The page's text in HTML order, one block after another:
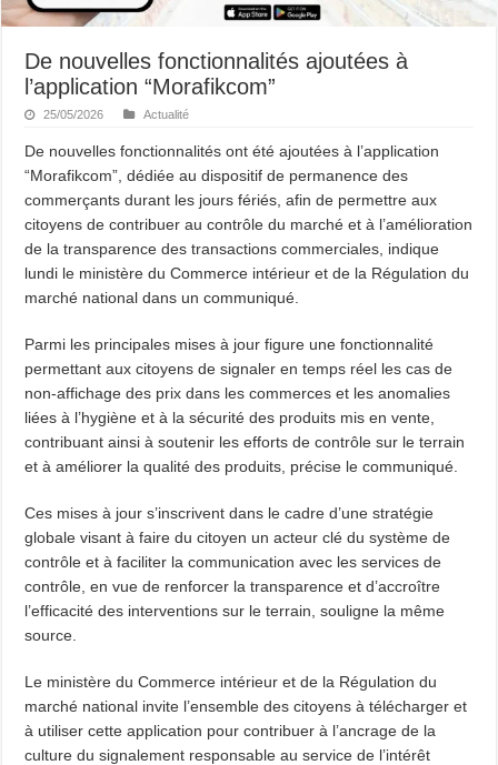
De nouvelles fonctionnalités ajoutées à
l’application “Morafikcom”
25/05/2026 Actualité
De nouvelles fonctionnalités ont été ajoutées à l’application
“Morafikcom”, dédiée au dispositif de permanence des
commerçants durant les jours fériés, afin de permettre aux
citoyens de contribuer au contrôle du marché et à l’amélioration
de la transparence des transactions commerciales, indique
lundi le ministère du Commerce intérieur et de la Régulation du
marché national dans un communiqué.
Parmi les principales mises à jour figure une fonctionnalité
permettant aux citoyens de signaler en temps réel les cas de
non-affichage des prix dans les commerces et les anomalies
liées à l’hygiène et à la sécurité des produits mis en vente,
contribuant ainsi à soutenir les efforts de contrôle sur le terrain
et à améliorer la qualité des produits, précise le communiqué.
Ces mises à jour s’inscrivent dans le cadre d’une stratégie
globale visant à faire du citoyen un acteur clé du système de
contrôle et à faciliter la communication avec les services de
contrôle, en vue de renforcer la transparence et d’accroître
l’efficacité des interventions sur le terrain, souligne la même
source.
Le ministère du Commerce intérieur et de la Régulation du
marché national invite l’ensemble des citoyens à télécharger et
à utiliser cette application pour contribuer à l’ancrage de la
culture du signalement responsable au service de l’intérêt